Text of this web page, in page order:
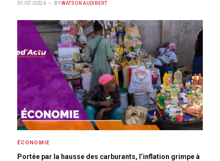
01/07/2026 BY WATSON AUDIBERT
ÉCONOMIE
Portée par la hausse des carburants, l’inflation grimpe à